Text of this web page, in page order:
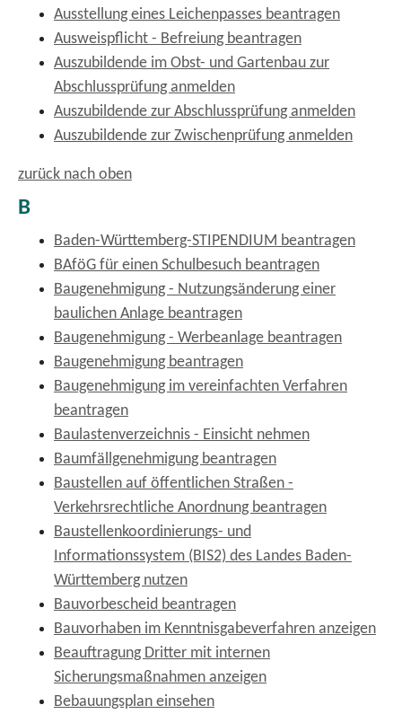
Ausstellung eines Leichenpasses beantragen
Ausweispflicht - Befreiung beantragen
Auszubildende im Obst- und Gartenbau zur
Abschlussprüfung anmelden
Auszubildende zur Abschlussprüfung anmelden
Auszubildende zur Zwischenprüfung anmelden
zurück nach oben
B
Baden-Württemberg-STIPENDIUM beantragen
BAföG für einen Schulbesuch beantragen
Baugenehmigung - Nutzungsänderung einer
baulichen Anlage beantragen
Baugenehmigung - Werbeanlage beantragen
Baugenehmigung beantragen
Baugenehmigung im vereinfachten Verfahren
beantragen
Baulastenverzeichnis - Einsicht nehmen
Baumfällgenehmigung beantragen
Baustellen auf öffentlichen Straßen -
Verkehrsrechtliche Anordnung beantragen
Baustellenkoordinierungs- und
Informationssystem (BIS2) des Landes Baden-
Württemberg nutzen
Bauvorbescheid beantragen
Bauvorhaben im Kenntnisgabeverfahren anzeigen
Beauftragung Dritter mit internen
Sicherungsmaßnahmen anzeigen
Bebauungsplan einsehen